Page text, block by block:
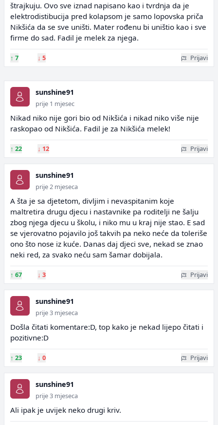
štrajkuju. Ovo sve iznad napisano kao i tvrdnja da je
elektrodistibucija pred kolapsom je samo lopovska priča
Nikšića da se sve uništi. Mater rođenu bi uništio kao i sve
firme do sad. Fadil je melek za njega.
↑ 7 ↓ 5 Prijavi
sunshine91
prije 1 mjesec
Nikad niko nije gori bio od Nikšića i nikad niko više nije
raskopao od Nikšića. Fadil je za Nikšića melek!
↑ 22 ↓ 12 Prijavi
sunshine91
prije 2 mjeseca
A šta je sa djetetom, divljim i nevaspitanim koje
maltretira drugu djecu i nastavnike pa roditelji ne šalju
zbog njega djecu u školu, i niko mu u kraj nije stao. E sad
se vjerovatno pojavilo još takvih pa neko neće da toleriše
ono što nose iz kuće. Danas daj djeci sve, nekad se znao
neki red, za svako neću sam šamar dobijala.
↑ 67 ↓ 3 Prijavi
sunshine91
prije 3 mjeseca
Došla čitati komentare:D, top kako je nekad lijepo čitati i
pozitivne:D
↑ 23 ↓ 0 Prijavi
sunshine91
prije 3 mjeseca
Ali ipak je uvijek neko drugi kriv.